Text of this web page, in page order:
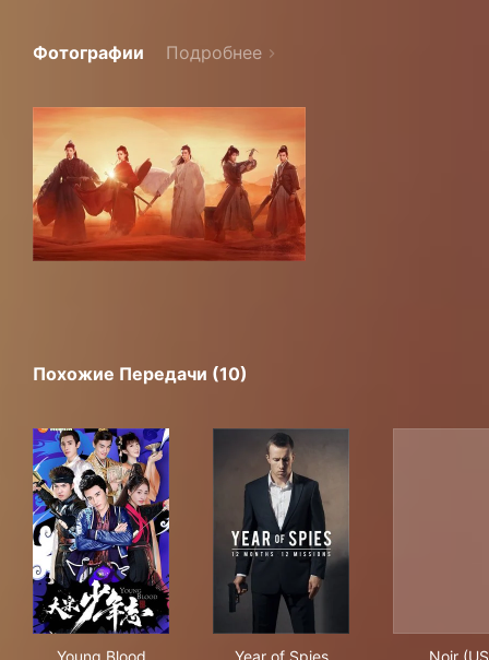
Фотографии Подробнее
Похожие Передачи (10)
Young Blood Year of Spies Noir